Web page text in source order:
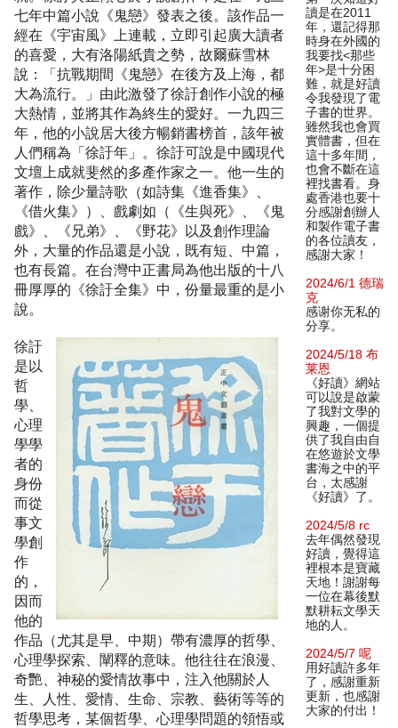
七年中篇小說《鬼戀》發表之後。該作品一
經在《宇宙風》上連載，立即引起廣大讀者
的喜愛，大有洛陽紙貴之勢，故爾蘇雪林
說：「抗戰期間《鬼戀》在後方及上海，都
大為流行。」由此激發了徐訏創作小說的極
大熱情，並將其作為終生的愛好。一九四三
年，他的小說居大後方暢銷書榜首，該年被
人們稱為「徐訏年」。徐訏可說是中國現代
文壇上成就斐然的多產作家之一。他一生的
著作，除少量詩歌（如詩集《進香集》、
《借火集》）、戲劇如（《生與死》、《鬼
戲》、《兄弟》、《野花》以及創作理論
外，大量的作品還是小說，既有短、中篇，
也有長篇。在台灣中正書局為他出版的十八
冊厚厚的《徐訏全集》中，份量最重的是小
說。
徐訏
是以
哲
學、
心理
學學
者的
身份
而從
事文
學創
作
的，
因而
他的
作品（尤其是早、中期）帶有濃厚的哲學、
心理學探索、闡釋的意味。他往往在浪漫、
奇艷、神秘的愛情故事中，注入他關於人
生、人性、愛情、生命、宗教、藝術等等的
哲學思考，某個哲學、心理學問題的領悟或
讀是在2011
年，還記得那
時身在外國的
我要找<那些
年>是十分困
難，就是好讀
令我發現了電
子書的世界。
雖然我也會買
實體書，但在
這十多年間，
也會不斷在這
裡找書看。身
處香港也要十
分感謝創辦人
和製作電子書
的各位讀友，
感謝大家！
2024/6/1 德瑞
克
感谢你无私的
分享。
2024/5/18 布
莱恩
《好讀》網站
可以說是啟蒙
了我對文學的
興趣，一個提
供了我自由自
在悠遊於文學
書海之中的平
台，太感謝
《好讀》了。
2024/5/8 rc
去年偶然發現
好讀，覺得這
裡根本是寶藏
天地！謝謝每
一位在幕後默
默耕耘文學天
地的人。
2024/5/7 呢
用好讀許多年
了，感謝重新
更新，也感謝
大家的付出！